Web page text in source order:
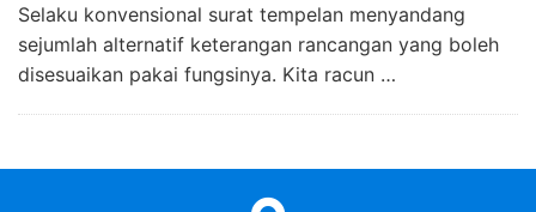
Selaku konvensional surat tempelan menyandang
sejumlah alternatif keterangan rancangan yang boleh
disesuaikan pakai fungsinya. Kita racun …